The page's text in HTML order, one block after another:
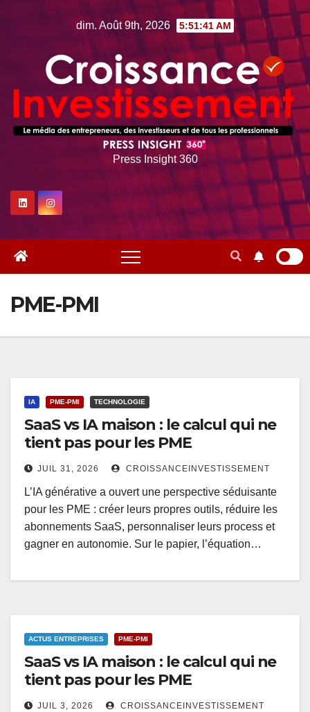
dim. Août 9th, 2026 5:51:42 AM
Press Insight 360
PME-PMI
IA PME-PMI TECHNOLOGIE
SaaS vs IA maison : le calcul qui ne
tient pas pour les PME
JUIL 31, 2026 CROISSANCEINVESTISSEMENT
L’IA générative a ouvert une perspective séduisante
pour les PME : créer leurs propres outils, réduire les
abonnements SaaS, personnaliser leurs process et
gagner en autonomie. Sur le papier, l’équation…
ACTUS ENTREPRISES PME-PMI
SaaS vs IA maison : le calcul qui ne
tient pas pour les PME
JUIL 3, 2026 CROISSANCEINVESTISSEMENT